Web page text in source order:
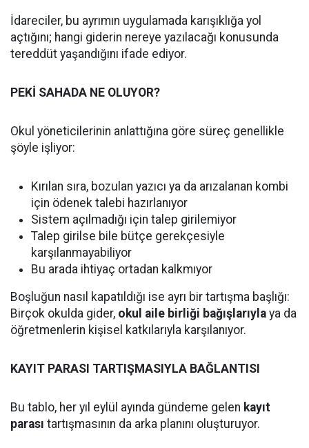
İdareciler, bu ayrımın uygulamada karışıklığa yol
açtığını; hangi giderin nereye yazılacağı konusunda
tereddüt yaşandığını ifade ediyor.
PEKİ SAHADA NE OLUYOR?
Okul yöneticilerinin anlattığına göre süreç genellikle
şöyle işliyor:
Kırılan sıra, bozulan yazıcı ya da arızalanan kombi
için ödenek talebi hazırlanıyor
Sistem açılmadığı için talep girilemiyor
Talep girilse bile bütçe gerekçesiyle
karşılanmayabiliyor
Bu arada ihtiyaç ortadan kalkmıyor
Boşluğun nasıl kapatıldığı ise ayrı bir tartışma başlığı:
Birçok okulda gider, okul aile birliği bağışlarıyla ya da
öğretmenlerin kişisel katkılarıyla karşılanıyor.
KAYIT PARASI TARTIŞMASIYLA BAĞLANTISI
Bu tablo, her yıl eylül ayında gündeme gelen kayıt
parası tartışmasının da arka planını oluşturuyor.